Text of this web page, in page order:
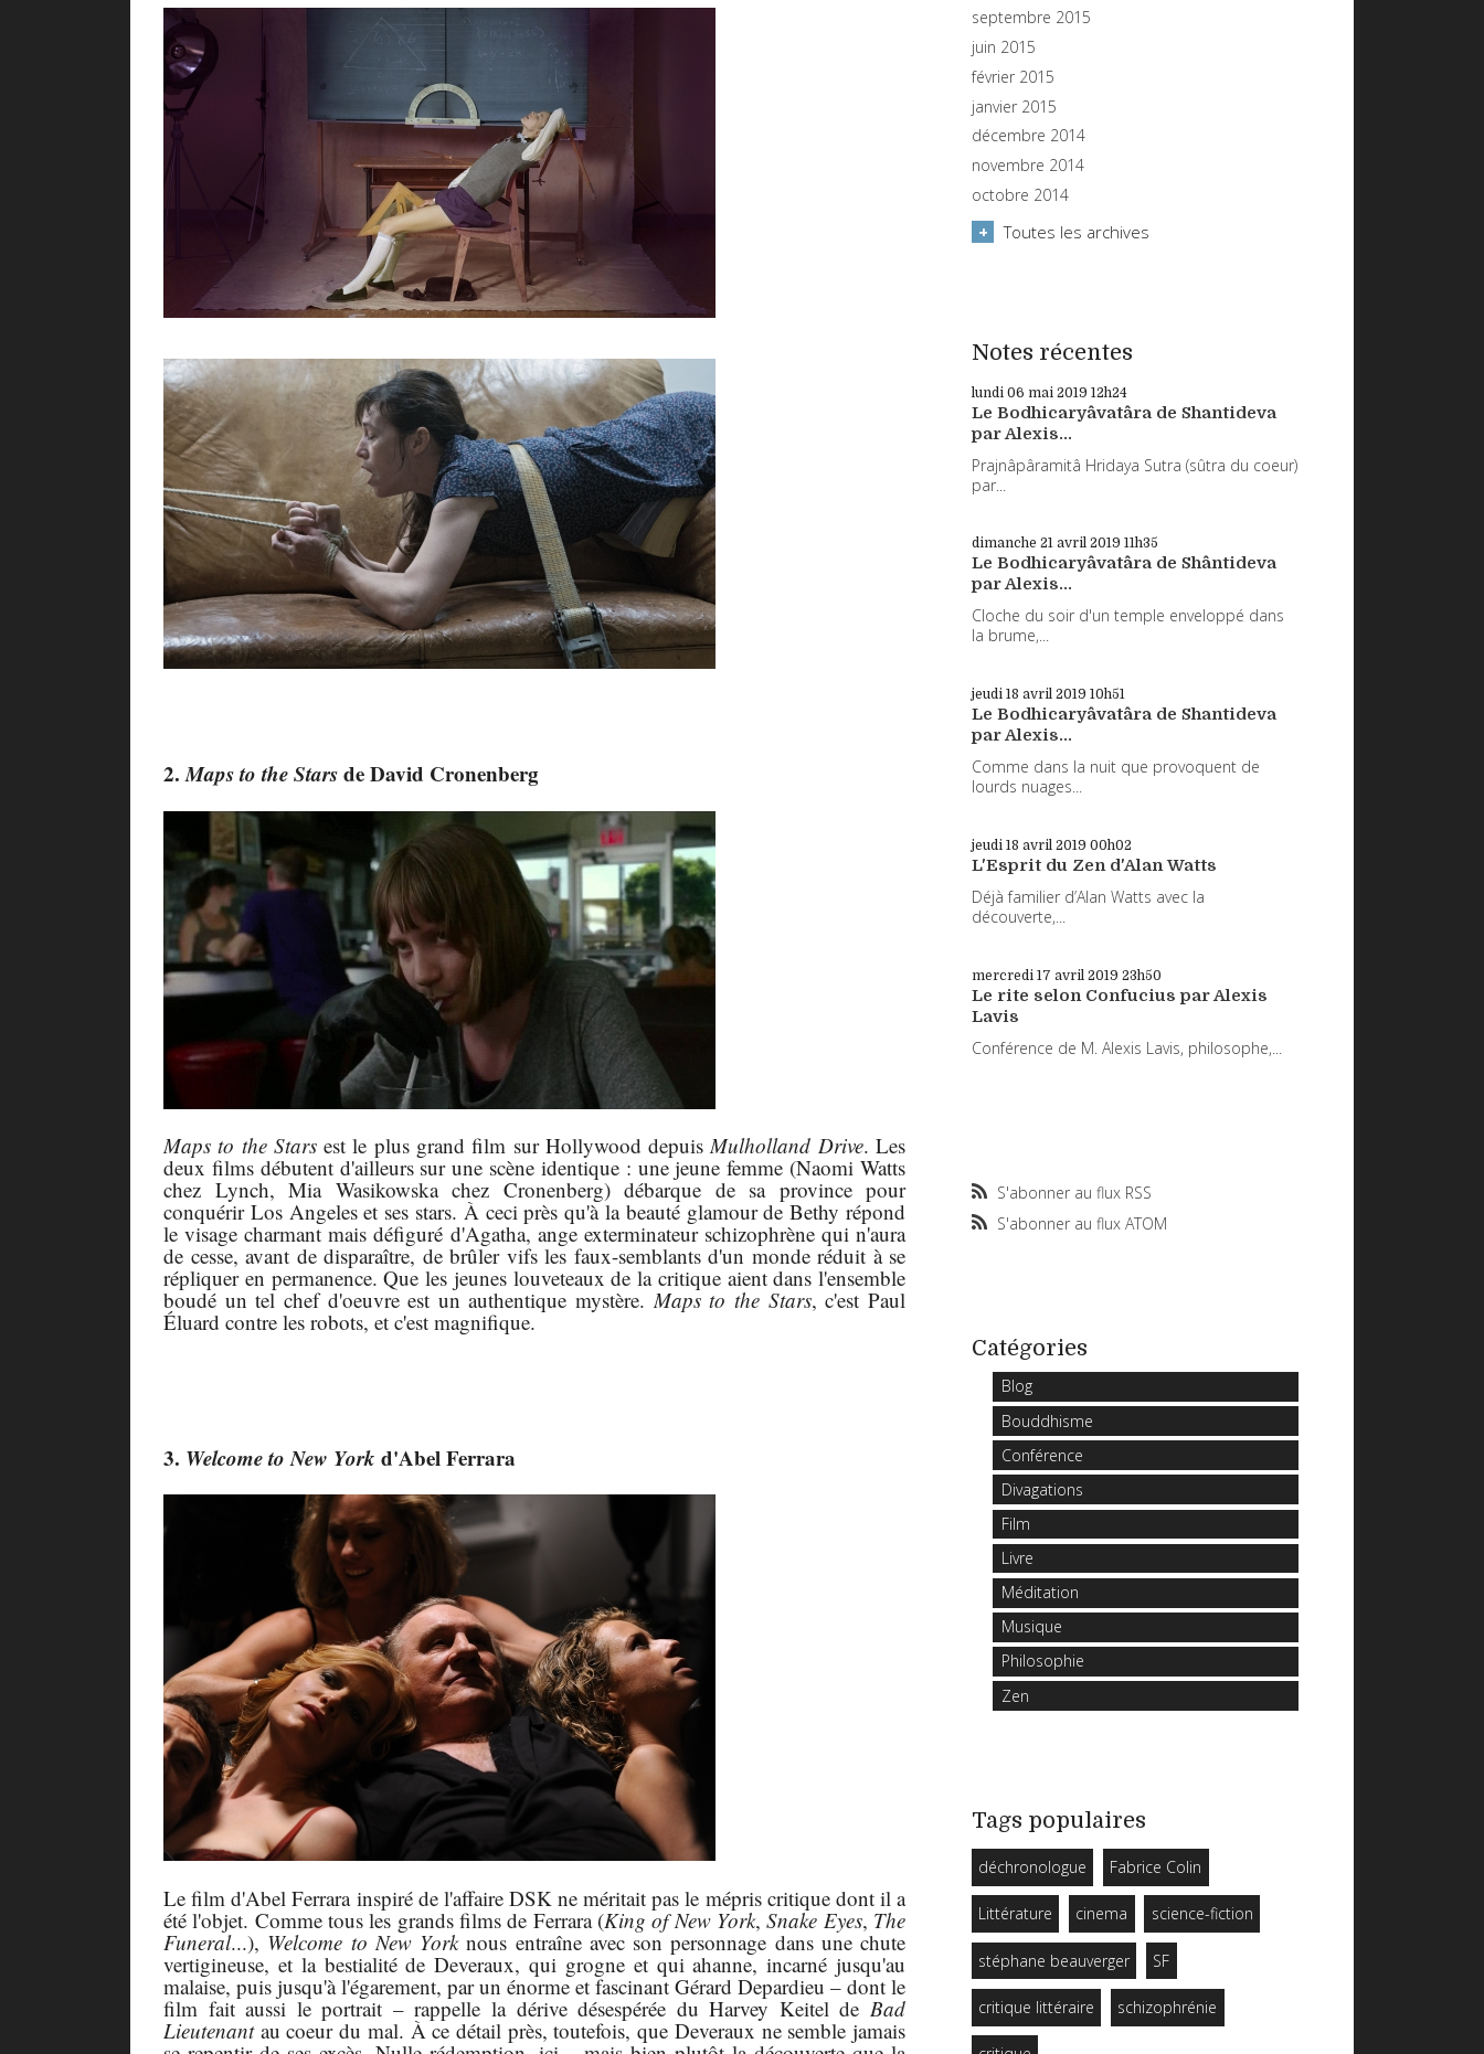
2.Maps to the Starsde David Cronenberg
Maps to the Starsest le plus grand film sur Hollywood depuisMulholland Drive. Les
deux films débutent d'ailleurs sur une scène identique : une jeune femme (Naomi Watts
chez Lynch, Mia Wasikowska chez Cronenberg) débarque de sa province pour
conquérir Los Angeles et ses stars. Àceci près qu'à la beauté glamour de Bethy répond
le visage charmant mais défiguré d'Agatha, ange exterminateur schizophrène qui n'aura
de cesse, avant de disparaître, de brûler vifs les faux-semblants d'un monde réduit à se
répliquer en permanence. Que les jeunes louveteaux de la critique aient dans l'ensemble
boudé un tel chef d'oeuvre est un authentique mystère.Maps to the Stars, c'est Paul
Éluard contre les robots, et c'est magnifique.
3. Welcome to New York d'Abel Ferrara
Le film d'Abel Ferrara inspiré de l'affaire DSK ne méritait pas le mépris critique dont il a
été l'objet. Comme tous les grands films de Ferrara (King of New York,Snake Eyes, The
Funeral...), Welcome to New Yorknous entraîne avec son personnage dans une chute
vertigineuse, et la bestialité de Deveraux, qui grogne et qui ahanne, incarné jusqu'au
malaise, puis jusqu'à l'égarement, par un énorme et fascinant Gérard Depardieu – dont le
film fait aussi le portrait – rappelle la dérive désespérée du Harvey Keitel de Bad
Lieutenantau coeur du mal. Àce détail près, toutefois, que Deveraux ne semble jamais
septembre 2015
juin 2015
février 2015
janvier 2015
décembre 2014
novembre 2014
octobre 2014
Toutes les archives
Notes récentes
lundi 06 mai 2019 12h24
Le Bodhicaryâvatâra de Shantideva
par Alexis...
Prajnâpâramitâ Hridaya Sutra (sûtra du coeur)
par...
dimanche 21 avril 2019 11h35
Le Bodhicaryâvatâra de Shântideva
par Alexis...
Cloche du soir d'un temple enveloppé dans
la brume,...
jeudi 18 avril 2019 10h51
Le Bodhicaryâvatâra de Shantideva
par Alexis...
Comme dans la nuit que provoquent de
lourds nuages...
jeudi 18 avril 2019 00h02
L'Esprit du Zen d'Alan Watts
Déjà familier d’Alan Watts avec la
découverte,...
mercredi 17 avril 2019 23h50
Le rite selon Confucius par Alexis
Lavis
Conférence de M. Alexis Lavis, philosophe,...
S'abonner au flux RSS
S'abonner au flux ATOM
Catégories
Blog
Bouddhisme
Conférence
Divagations
Film
Livre
Méditation
Musique
Philosophie
Zen
Tags populaires
déchronologue Fabrice Colin
Littérature cinema science-fiction
stéphane beauverger SF
critique littéraire schizophrénie